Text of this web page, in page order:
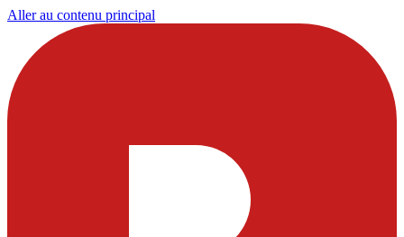
Aller au contenu principal